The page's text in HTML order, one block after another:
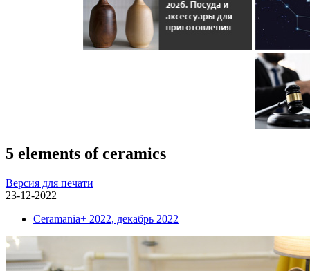
5 elements of ceramics
Версия для печати
23-12-2022
Ceramania+ 2022, декабрь 2022